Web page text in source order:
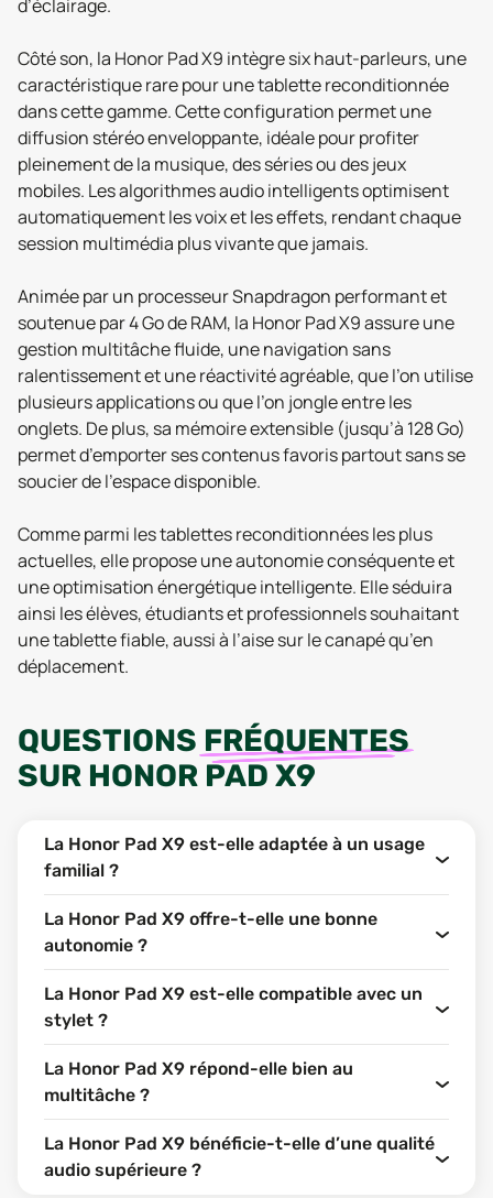
d’éclairage.
Côté son, la Honor Pad X9 intègre six haut-parleurs, une
caractéristique rare pour une tablette reconditionnée
dans cette gamme. Cette configuration permet une
diffusion stéréo enveloppante, idéale pour profiter
pleinement de la musique, des séries ou des jeux
mobiles. Les algorithmes audio intelligents optimisent
automatiquement les voix et les effets, rendant chaque
session multimédia plus vivante que jamais.
Animée par un processeur Snapdragon performant et
soutenue par 4 Go de RAM, la Honor Pad X9 assure une
gestion multitâche fluide, une navigation sans
ralentissement et une réactivité agréable, que l’on utilise
plusieurs applications ou que l’on jongle entre les
onglets. De plus, sa mémoire extensible (jusqu’à 128 Go)
permet d’emporter ses contenus favoris partout sans se
soucier de l’espace disponible.
Comme parmi les tablettes reconditionnées les plus
actuelles, elle propose une autonomie conséquente et
une optimisation énergétique intelligente. Elle séduira
ainsi les élèves, étudiants et professionnels souhaitant
une tablette fiable, aussi à l’aise sur le canapé qu’en
déplacement.
QUESTIONS FRÉQUENTES
SUR HONOR PAD X9
La Honor Pad X9 est-elle adaptée à un usage
familial ?
La Honor Pad X9 offre-t-elle une bonne
autonomie ?
La Honor Pad X9 est-elle compatible avec un
stylet ?
La Honor Pad X9 répond-elle bien au
multitâche ?
La Honor Pad X9 bénéficie-t-elle d’une qualité
audio supérieure ?